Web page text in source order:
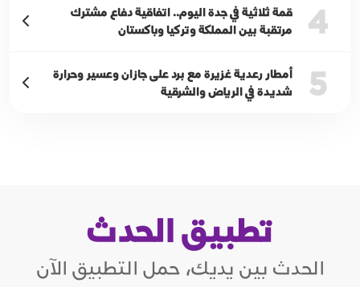
4
قمة ثلاثية في جدة اليوم.. اتفاقية دفاع مشترك
مرتقبة بين المملكة وتركيا وباكستان
5
أمطار رعدية غزيرة مع برد على جازان وعسير وحرارة
شديدة في الرياض والشرقية
تطبيق الحدث
الحدث بين يديك، حمل التطبيق الآن